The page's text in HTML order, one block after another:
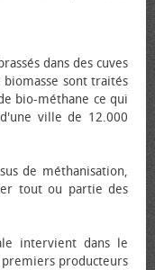
dans des cuves
biomasse sont traités
bio-méthane ce qui
ville de 12.000
de méthanisation,
tout ou partie des
intervient dans le
premiers producteurs